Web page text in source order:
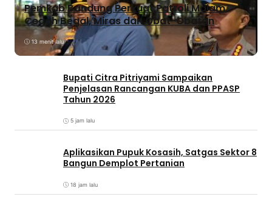
Pemkab Bandung Perkuat Patroli Malam,
Cegah Begal, Miras dan Obat-Obatan
13 menit lalu
Bupati Citra Pitriyami Sampaikan
Penjelasan Rancangan KUBA dan PPASP
Tahun 2026
5 jam lalu
Aplikasikan Pupuk Kosasih, Satgas Sektor 8
Bangun Demplot Pertanian
18 jam lalu